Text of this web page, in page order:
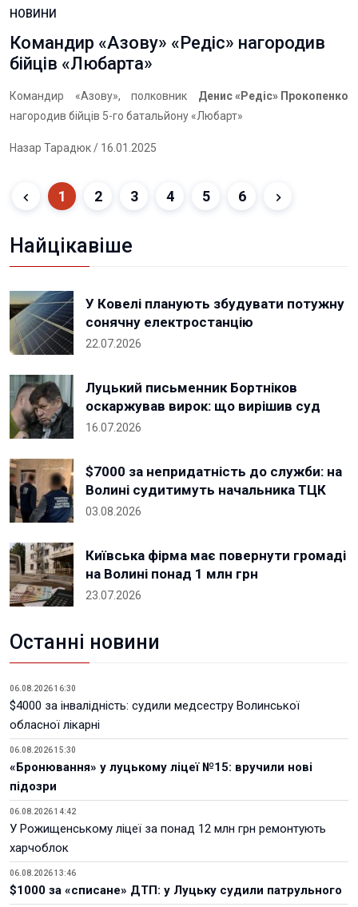
НОВИНИ
Командир «Азову» «Редіс» нагородив
бійців «Любарта»
Командир «Азову», полковник Денис «Редіс» Прокопенко
нагородив бійців 5-го батальйону «Любарт»
Назар Тарадюк/ 16.01.2025
1 2 3 4 5 6
Найцікавіше
У Ковелі планують збудувати потужну
сонячну електростанцію
22.07.2026
Луцький письменник Бортніков
оскаржував вирок: що вирішив суд
16.07.2026
$7000 за непридатність до служби: на
Волині судитимуть начальника ТЦК
03.08.2026
Київська фірма має повернути громаді
на Волині понад 1 млн грн
23.07.2026
Останні новини
06.08.2026 16:30
$4000 за інвалідність: судили медсестру Волинської
обласної лікарні
06.08.2026 15:30
«Бронювання» у луцькому ліцеї №15: вручили нові
підозри
06.08.2026 14:42
У Рожищенському ліцеї за понад 12 млн грн ремонтують
харчоблок
06.08.2026 13:46
$1000 за «списане» ДТП: у Луцьку судили патрульного